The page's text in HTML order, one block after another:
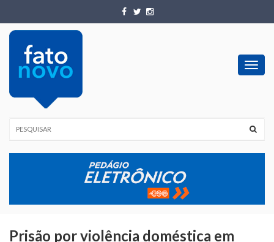
Prisão por violência doméstica em